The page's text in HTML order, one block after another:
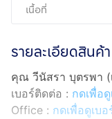
เนื้อที่
รายละเอียดสินค้า
คุณ วีนัสรา บุตรพา (
เบอร์ติดต่อ : กดเพื่อ
Office : กดเพื่อดูเบ